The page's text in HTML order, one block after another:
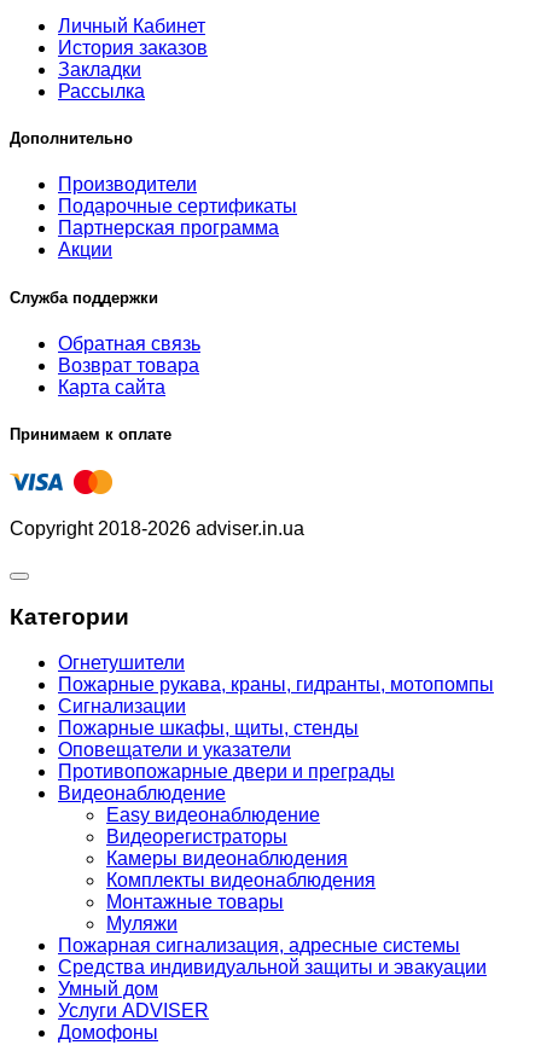
Личный Кабинет
История заказов
Закладки
Рассылка
Дополнительно
Производители
Подарочные сертификаты
Партнерская программа
Акции
Служба поддержки
Обратная связь
Возврат товара
Карта сайта
Принимаем к оплате
Copyright 2018-2026 adviser.in.ua
Категории
Огнетушители
Пожарные рукава, краны, гидранты, мотопомпы
Сигнализации
Пожарные шкафы, щиты, стенды
Оповещатели и указатели
Противопожарные двери и преграды
Видеонаблюдение
Easy видеонаблюдение
Видеорегистраторы
Камеры видеонаблюдения
Комплекты видеонаблюдения
Монтажные товары
Муляжи
Пожарная сигнализация, адресные системы
Средства индивидуальной защиты и эвакуации
Умный дом
Услуги ADVISER
Домофоны